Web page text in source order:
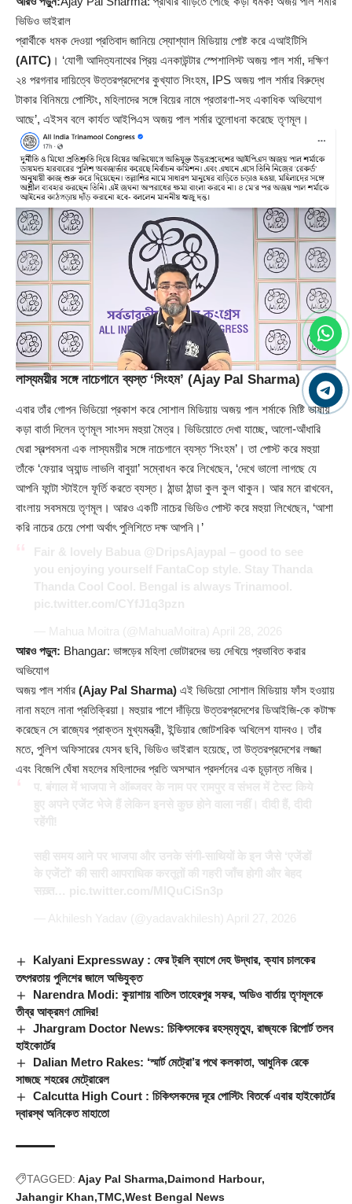
ভিডিও ভাইরাল
প্রার্থীকে ধমক দেওয়া প্রতিবাদ জানিয়ে স্যোশ্যাল মিডিয়ায় পোষ্ট করে এআইটিসি
(AITC) । ‘যোগী আদিত্যনাথের প্রিয় এনকাউন্টার স্পেশালিস্ট অজয় পাল শর্মা, দক্ষিণ
২৪ পরগনার দায়িত্বে উত্তরপ্রদেশের কুখ্যাত সিংহম, IPS অজয় পাল শর্মার বিরুদ্ধে
টাকার বিনিময়ে পোস্টিং, মহিলাদের সঙ্গে বিয়ের নামে প্রতারণা-সহ একাধিক অভিযোগ
আছে’, এইসব বলে কার্যত আইপিএস অজয় পাল শর্মার তুলোধনা করেছে তৃণমূল।
লাস্যময়ীর সঙ্গে নাচেগানে ব্যস্ত ‘সিংহম’ (Ajay Pal Sharma)
এবার তাঁর গোপন ভিডিয়ো প্রকাশ করে সোশাল মিডিয়ায় অজয় পাল শর্মাকে মিষ্টি ভাষায়
কড়া বার্তা দিলেন তৃণমূল সাংসদ মহুয়া মৈত্র। ভিডিয়োতে দেখা যাচ্ছে, আলো-আঁধারি
ঘেরা স্বল্পবসনা এক লাস্যময়ীর সঙ্গে নাচেগানে ব্যস্ত ‘সিংহম’। তা পোস্ট করে মহুয়া
তাঁকে ‘ফেয়ার অ্যান্ড লাভলি বাবুয়া’ সম্বোধন করে লিখেছেন, ‘দেখে ভালো লাগছে যে
আপনি ফান্টা স্টাইলে ফূর্তি করতে ব্যস্ত। ঠান্ডা ঠান্ডা কুল কুল থাকুন। আর মনে রাখবেন,
বাংলায় সবসময়ে তৃণমূল। আরও একটি নাচের ভিডিও পোস্ট করে মহুয়া লিখেছেন, ‘আশা
করি নাচের চেয়ে পেশা অর্থাৎ পুলিশিতে দক্ষ আপনি।’
আরও পড়ুন: Bhangar: ভাঙ্গড়ের মহিলা ভোটারদের ভয় দেখিয়ে প্রভাবিত করার
অভিযোগ
অজয় পাল শর্মার (Ajay Pal Sharma) এই ভিডিয়ো সোশাল মিডিয়ায় ফাঁস হওয়ায়
নানা মহলে নানা প্রতিক্রিয়া। মহুয়ার পাশে দাঁড়িয়ে উত্তরপ্রদেশের ডিআইজি-কে কটাক্ষ
করেছেন সে রাজ্যের প্রাক্তন মুখ্যমন্ত্রী, ইন্ডিয়ার জোটশরিক অখিলেশ যাদবও। তাঁর
মতে, পুলিশ অফিসারের যেসব ছবি, ভিডিও ভাইরাল হয়েছে, তা উত্তরপ্রদেশের লজ্জা
এবং বিজেপি ঘেঁষা মহলের মহিলাদের প্রতি অসম্মান প্রদর্শনের এক চূড়ান্ত নজির।
Kalyani Expressway : ফের ট্রলি ব্যাগে দেহ উদ্ধার, ক্যাব চালকের
তৎপরতায় পুলিশের জালে অভিযুক্ত
Narendra Modi: কুয়াশায় বাতিল তাহেরপুর সফর, অডিও বার্তায় তৃণমূলকে
তীব্র আক্রমণ মোদির!
Jhargram Doctor News: চিকিৎসকের রহস্যমৃত্যু, রাজ্যকে রিপোর্ট তলব
হাইকোর্টের
Dalian Metro Rakes: ‘স্মার্ট মেট্রো’র পথে কলকাতা, আধুনিক রেকে
সাজছে শহরের মেট্রোরেল
Calcutta High Court : চিকিৎসকদের দূরে পোস্টিং বিতর্কে এবার হাইকোর্টের
দ্বারস্থ অনিকেত মাহাতো
TAGGED: Ajay Pal Sharma Daimond Harbour
Jahangir Khan TMC West Bengal News